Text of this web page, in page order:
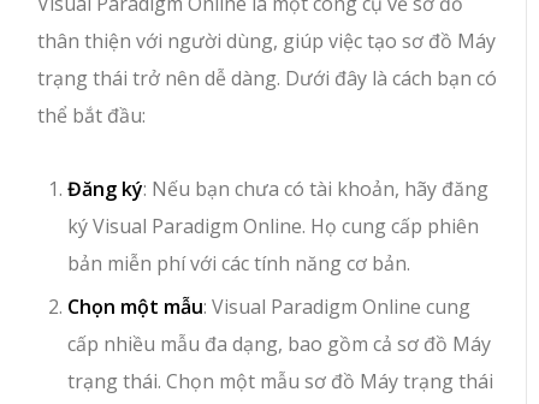
thân thiện với người dùng, giúp việc tạo sơ đồ Máy
trạng thái trở nên dễ dàng. Dưới đây là cách bạn có
thể bắt đầu:
Đăng ký: Nếu bạn chưa có tài khoản, hãy đăng
ký Visual Paradigm Online. Họ cung cấp phiên
bản miễn phí với các tính năng cơ bản.
Chọn một mẫu: Visual Paradigm Online cung
cấp nhiều mẫu đa dạng, bao gồm cả sơ đồ Máy
trạng thái. Chọn một mẫu sơ đồ Máy trạng thái